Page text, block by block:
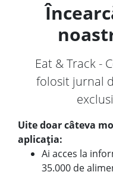
Eat & Track -
folosit jurnal
Uite doar câteva
aplicația:
Ai acces la
35.000 de